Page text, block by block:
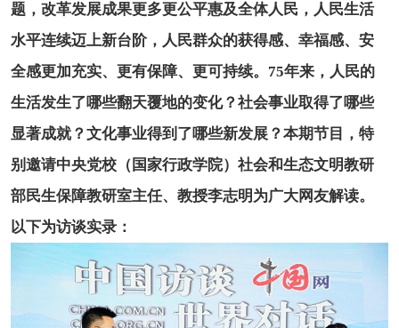
题，改革发展成果更多更公平惠及全体人民，人民生活
水平连续迈上新台阶，人民群众的获得感、幸福感、安
全感更加充实、更有保障、更可持续。75年来，人民的
生活发生了哪些翻天覆地的变化？社会事业取得了哪些
显著成就？文化事业得到了哪些新发展？本期节目，特
别邀请中央党校（国家行政学院）社会和生态文明教研
部民生保障教研室主任、教授李志明为广大网友解读。
以下为访谈实录：